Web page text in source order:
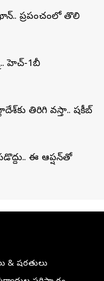
ఖాన్.. ప్రపంచంలో తొలి
హెచ్‌-1బీ
తిరిగి వస్తా.. షకీబ్
ఈ ఆప్షన్‌తో
& షరతులు